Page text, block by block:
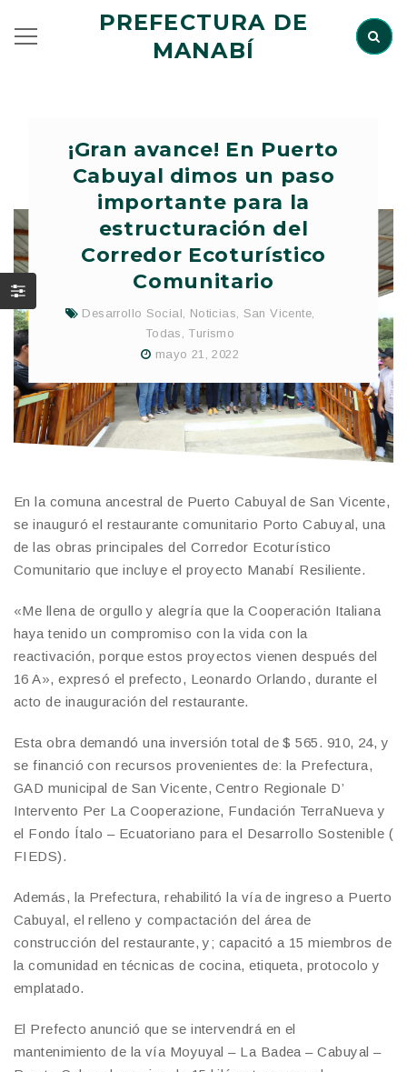
PREFECTURA DE
MANABÍ
¡Gran avance! En Puerto
Cabuyal dimos un paso
importante para la
estructuración del
Corredor Ecoturístico
Comunitario
Desarrollo Social, Noticias, San Vicente,
Todas , Turismo
mayo 21, 2022
En la comuna ancestral de Puerto Cabuyal de San Vicente,
se inauguró el restaurante comunitario Porto Cabuyal, una
de las obras principales del Corredor Ecoturístico
Comunitario que incluye el proyecto Manabí Resiliente.
«Me llena de orgullo y alegría que la Cooperación Italiana
haya tenido un compromiso con la vida con la
reactivación, porque estos proyectos vienen después del
16 A», expresó el prefecto, Leonardo Orlando, durante el
acto de inauguración del restaurante.
Esta obra demandó una inversión total de $ 565. 910, 24, y
se financió con recursos provenientes de: la Prefectura,
GAD municipal de San Vicente, Centro Regionale D’
Intervento Per La Cooperazione, Fundación TerraNueva y
el Fondo Ítalo – Ecuatoriano para el Desarrollo Sostenible (
FIEDS).
Además, la Prefectura, rehabilitó la vía de ingreso a Puerto
Cabuyal, el relleno y compactación del área de
construcción del restaurante, y; capacitó a 15 miembros de
la comunidad en técnicas de cocina, etiqueta, protocolo y
emplatado.
El Prefecto anunció que se intervendrá en el
mantenimiento de la vía Moyuyal – La Badea – Cabuyal –